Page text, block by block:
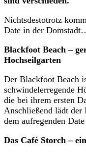
Nichtsdestotrotz
Date in der
Blackfoot Beach –
Hochseilgarten
Der Blackfoot Beach
schwindelerregende
die bei ihrem ersten
Anschließend lädt der
dem aufregenden
Das Café Storch –